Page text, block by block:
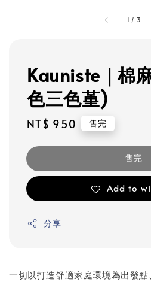
1 / 3
Kauniste｜棉
色三色堇)
Regular
NT$ 950 售完
售完
Add to
分享
一切以打造舒適家庭環境為出發